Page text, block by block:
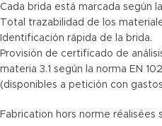
Cada brida está marcada según
Total trazabilidad de los
Identificación rápida de la brida.
Provisión de certificado de
materia 3.1 según la norma EN
(disponibles a petición con
Fabrication hors norme réalisées